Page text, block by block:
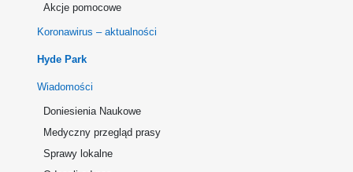
Akcje pomocowe
Koronawirus – aktualności
Hyde Park
Wiadomości
Doniesienia Naukowe
Medyczny przegląd prasy
Sprawy lokalne